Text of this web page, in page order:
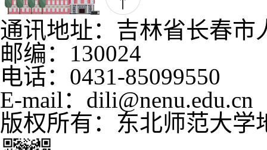
通讯地址：吉林省长春市
邮编：130024
电话：0431-85099550
E-mail：dili@nenu.edu.cn
版权所有：东北师范大学